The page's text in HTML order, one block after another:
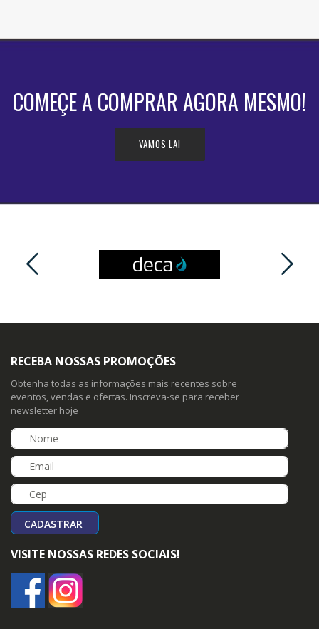
COMEÇE A COMPRAR AGORA MESMO!
VAMOS LA!
RECEBA NOSSAS PROMOÇÕES
Obtenha todas as informações mais recentes sobre
eventos, vendas e ofertas. Inscreva-se para receber
newsletter hoje
CADASTRAR
VISITE NOSSAS REDES SOCIAIS!